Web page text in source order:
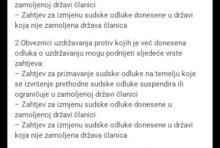
zamoljenoj državi članici
– Zahtjev za izmjenu sudske odluke donesene u državi
koja nije zamoljena država članica
2.Obveznici uzdržavanja protiv kojih je već donesena
odluka o uzdržavanju mogu podnijeti sljedeće vrste
zahtjeva:
– Zahtjev za priznavanje sudske odluke na temelju koje
se izvršenje prethodne sudske odluke suspendira ili
ograničuje u zamoljenoj državi članici
– Zahtjev za izmjenu sudske odluke donesene u
zamoljenoj državi članici
– Zahtjev za izmjenu sudske odluke donesene u državi
koja nije zamoljena država članica